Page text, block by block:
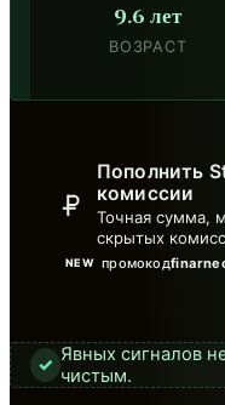
9.6 лет
ВОЗРАСТ
NEW промокод
Пополнить
комиссии
Точная сумма,
скрытых
✓ Явных сигналов
чистым.